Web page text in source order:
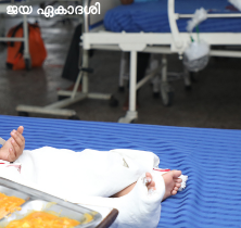
ജയ ഏകാദശി